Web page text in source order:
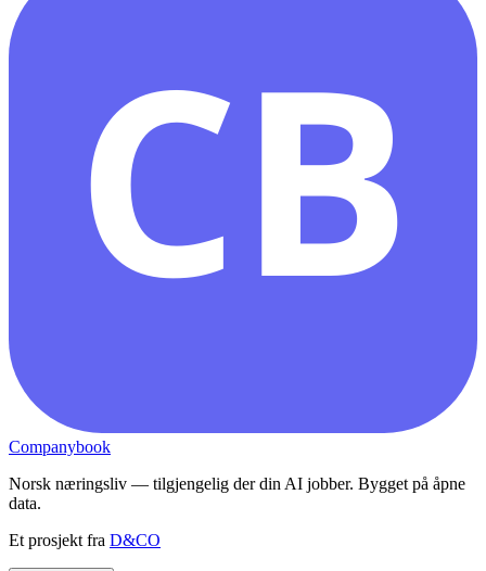
CB
Companybook
Norsk næringsliv — tilgjengelig der din AI jobber. Bygget på åpne
data.
Et prosjekt fra D&CO